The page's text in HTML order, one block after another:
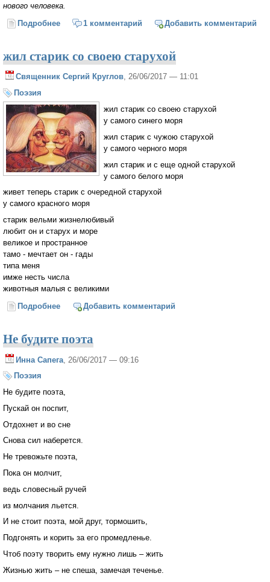
нового человека.
Подробнее о Михаил Делягин: «Глобальный бизнес развивает
1 комментарий Добавить комментарий
жил старик со своею старухой
Священник Сергий Круглов, 26/06/2017 — 11:01
Поэзия
жил старик со своею старухой
у самого синего моря
жил старик с чужою старухой
у самого черного моря
жил старик и с еще одной старухой
у самого белого моря
живет теперь старик с очередной старухой
у самого красного моря
старик вельми жизнелюбивый
любит он и старух и море
великое и пространное
тамо - мечтает он - гады
типа меня
имже несть числа
животныя малыя с великими
Подробнее о жил старик со своею старухой
Добавить комментарий
Не будите поэта
Инна Сапега , 26/06/2017 — 09:16
Поэзия
Не будите поэта,
Пускай он поспит,
Отдохнет и во сне
Снова сил наберется.
Не тревожьте поэта,
Пока он молчит,
ведь словесный ручей
из молчания льется.
И не стоит поэта, мой друг, тормошить,
Подгонять и корить за его промедленье.
Чтоб поэту творить ему нужно лишь – жить
Жизнью жить – не спеша, замечая теченье.